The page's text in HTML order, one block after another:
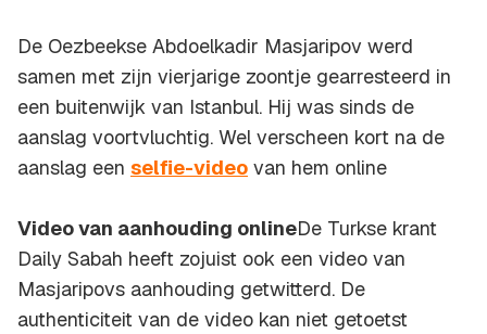
De Oezbeekse Abdoelkadir Masjaripov werd
samen met zijn vierjarige zoontje gearresteerd in
een buitenwijk van Istanbul. Hij was sinds de
aanslag voortvluchtig. Wel verscheen kort na de
aanslag een selfie-video van hem online
Video van aanhouding onlineDe Turkse krant
Daily Sabah heeft zojuist ook een video van
Masjaripovs aanhouding getwitterd. De
authenticiteit van de video kan niet getoetst